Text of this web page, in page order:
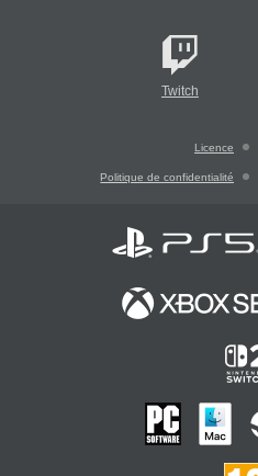
Twitch
Licence
Politique de confidentialité